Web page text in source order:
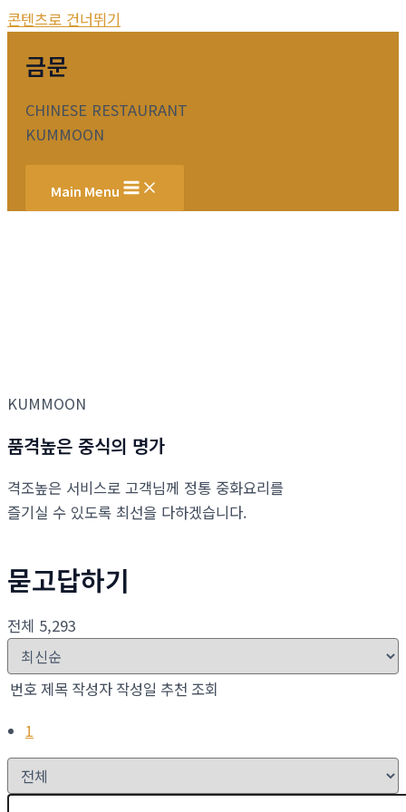
콘텐츠로 건너뛰기
금문
CHINESE RESTAURANT
KUMMOON
Main Menu
KUMMOON
품격높은 중식의 명가
격조높은 서비스로 고객님께 정통 중화요리를
즐기실 수 있도록 최선을 다하겠습니다.
묻고답하기
전체 5,293
번호제목 작성자 작성일 추천 조회
1